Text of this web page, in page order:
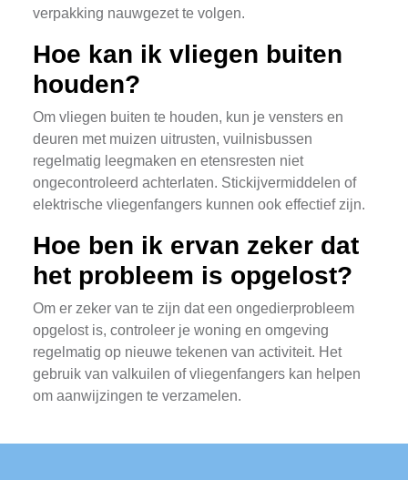
verpakking nauwgezet te volgen.
Hoe kan ik vliegen buiten
houden?
Om vliegen buiten te houden, kun je vensters en
deuren met muizen uitrusten, vuilnisbussen
regelmatig leegmaken en etensresten niet
ongecontroleerd achterlaten. Stickijvermiddelen of
elektrische vliegenfangers kunnen ook effectief zijn.
Hoe ben ik ervan zeker dat
het probleem is opgelost?
Om er zeker van te zijn dat een ongedierprobleem
opgelost is, controleer je woning en omgeving
regelmatig op nieuwe tekenen van activiteit. Het
gebruik van valkuilen of vliegenfangers kan helpen
om aanwijzingen te verzamelen.